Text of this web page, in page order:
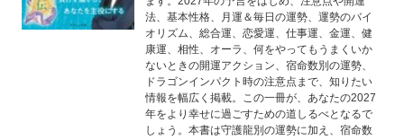
法、基本性格、月運＆毎日の運勢、運勢のバイ
オリズム、総合運、恋愛運、仕事運、金運、健
康運、相性、オーラ、何をやってもうまくいか
ないときの開運アクション、宿命数別の運勢、
ドラゴンインパクト時の注意点まで、知りたい
情報を幅広く掲載。この一冊が、あなたの2027
年をより幸せに過ごすための道しるべとなるで
しょう。本書は守護龍別の運勢に加え、宿命数